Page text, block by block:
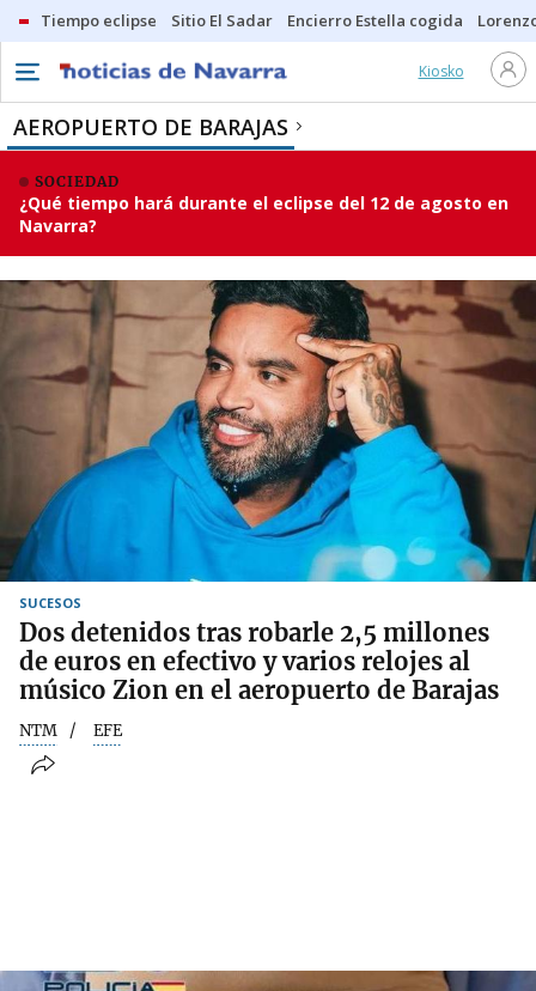
Tiempo eclipse Sitio El Sadar Encierro Estella cogida
Kiosko
AEROPUERTO DE BARAJAS
SOCIEDAD
¿Qué tiempo hará durante el eclipse del 12 de agosto en
Navarra?
SUCESOS
Dos detenidos tras robarle 2,5 millones
de euros en efectivo y varios relojes al
músico Zion en el aeropuerto de Barajas
NTM EFE